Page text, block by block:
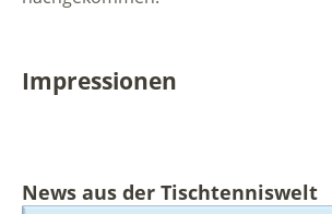
Impressionen
News aus der Tischtenniswelt